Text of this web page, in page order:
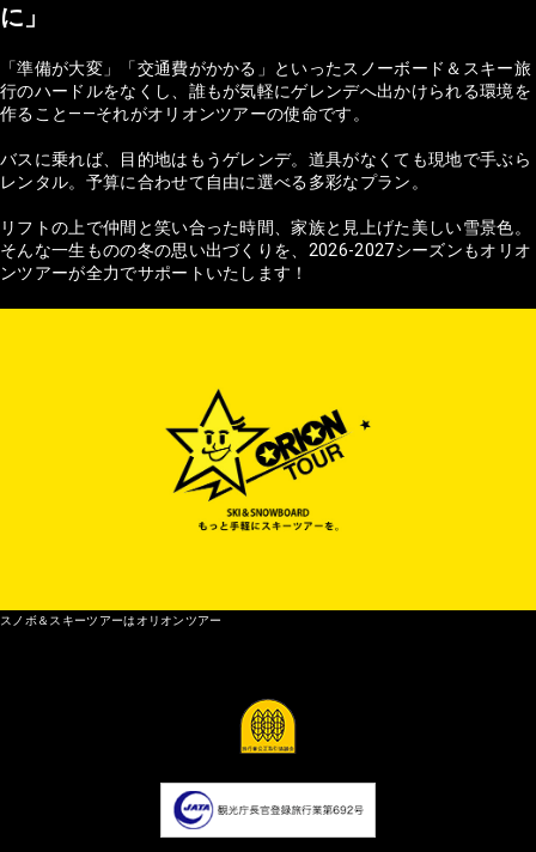
に」
「準備が大変」「交通費がかかる」といったスノーボード＆スキー旅
行のハードルをなくし、誰もが気軽にゲレンデへ出かけられる環境を
作ること——それがオリオンツアーの使命です。
バスに乗れば、目的地はもうゲレンデ。道具がなくても現地で手ぶら
レンタル。予算に合わせて自由に選べる多彩なプラン。
リフトの上で仲間と笑い合った時間、家族と見上げた美しい雪景色。
そんな一生ものの冬の思い出づくりを、2026-2027シーズンもオリオ
ンツアーが全力でサポートいたします！
スノボ＆スキーツアーはオリオンツアー